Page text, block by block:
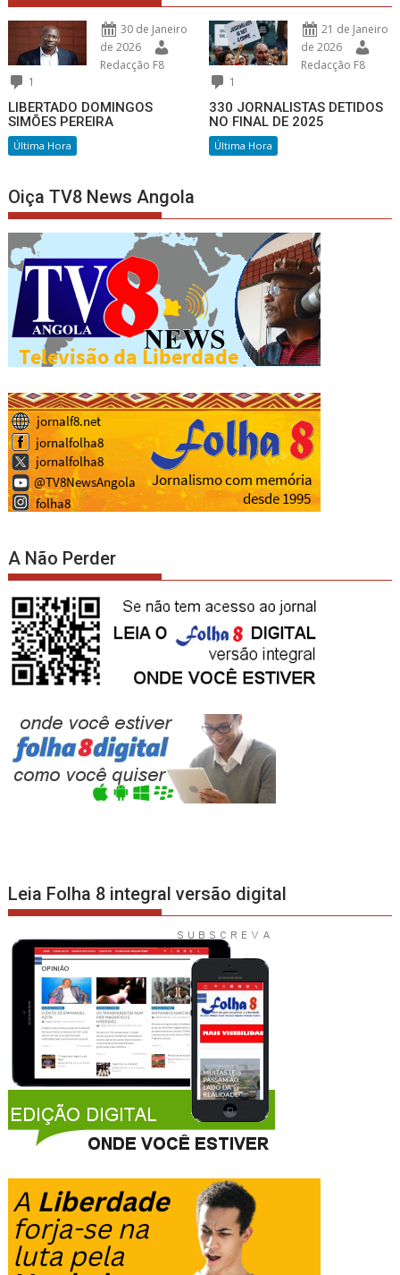
30 de Janeiro
de 2026
Redacção F8
1
LIBERTADO DOMINGOS
SIMÕES PEREIRA
Última Hora
21 de Janeiro
de 2026
Redacção F8
1
330 JORNALISTAS DETIDOS
NO FINAL DE 2025
Última Hora
Oiça TV8 News Angola
A Não Perder
Leia Folha 8 integral versão digital